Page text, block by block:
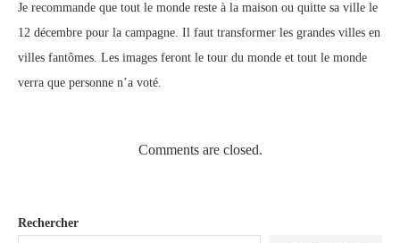
Je recommande que tout le monde reste à la maison ou quitte sa ville le
12 décembre pour la campagne. Il faut transformer les grandes villes en
villes fantômes. Les images feront le tour du monde et tout le monde
verra que personne n’a voté.
Comments are closed.
Rechercher